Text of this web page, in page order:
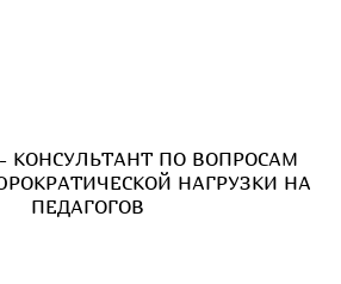
ПО ВОПРОСАМ
НАГРУЗКИ НА
ПЕДАГОГОВ